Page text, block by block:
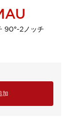
90°-2ノッチ
加